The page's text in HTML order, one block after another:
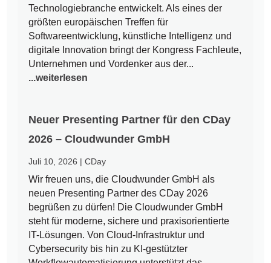
Technologiebranche entwickelt. Als eines der
größten europäischen Treffen für
Softwareentwicklung, künstliche Intelligenz und
digitale Innovation bringt der Kongress Fachleute,
Unternehmen und Vordenker aus der...
...weiterlesen
Neuer Presenting Partner für den CDay
2026 – Cloudwunder GmbH
Juli 10, 2026 |CDay
Wir freuen uns, die Cloudwunder GmbH als
neuen Presenting Partner des CDay 2026
begrüßen zu dürfen! Die Cloudwunder GmbH
steht für moderne, sichere und praxisorientierte
IT-Lösungen. Von Cloud-Infrastruktur und
Cybersecurity bis hin zu KI-gestützter